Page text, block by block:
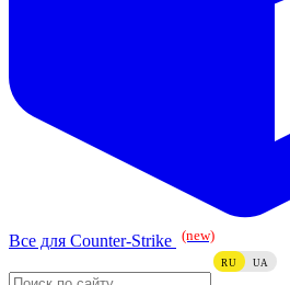
Все для Counter-Strike (new)
RU UA